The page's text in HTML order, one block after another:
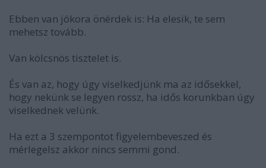
Ebben van jókora önérdek is: Ha elesik, te sem
mehetsz tovább.
Van kölcsnös tisztelet is.
És van az, hogy úgy viselkedjünk ma az idősekkel,
hogy nekünk se legyen rossz, ha idős korunkban úgy
viselkednek velünk.
Ha ezt a 3 szempontot figyelembeveszed és
mérlegelsz akkor nincs semmi gond.